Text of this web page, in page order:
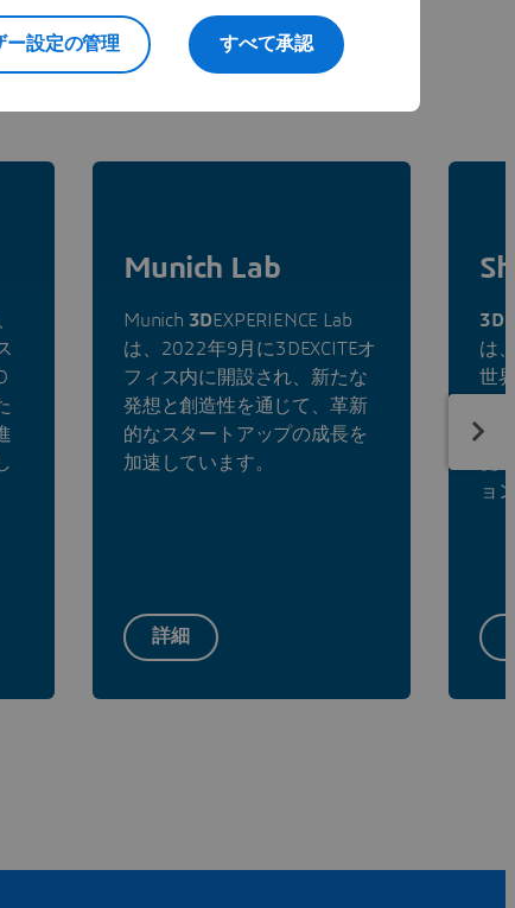
Munich Lab
Munich 3DEXPERIENCE Lab
は、2022年9月に3DEXCITEオ
フィス内に開設され、新たな
発想と創造性を通じて、革新
的なスタートアップの成長を
加速しています。
詳細
3D
は
世
テ
ョ
すべて承認
ー設定の管理